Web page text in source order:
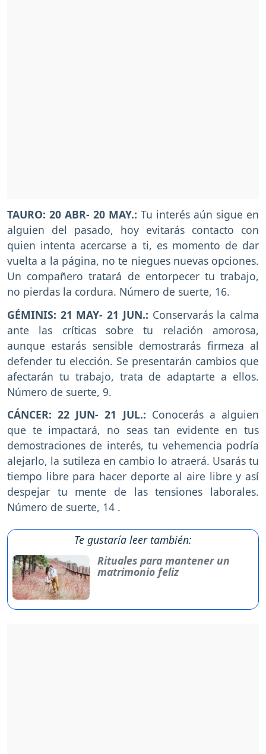
TAURO: 20 ABR- 20 MAY.: Tu interés aún sigue en
alguien del pasado, hoy evitarás contacto con
quien intenta acercarse a ti, es momento de dar
vuelta a la página, no te niegues nuevas opciones.
Un compañero tratará de entorpecer tu trabajo,
no pierdas la cordura. Número de suerte, 16.
GÉMINIS: 21 MAY- 21 JUN.: Conservarás la calma
ante las críticas sobre tu relación amorosa,
aunque estarás sensible demostrarás firmeza al
defender tu elección. Se presentarán cambios que
afectarán tu trabajo, trata de adaptarte a ellos.
Número de suerte, 9.
CÁNCER: 22 JUN- 21 JUL.: Conocerás a alguien
que te impactará, no seas tan evidente en tus
demostraciones de interés, tu vehemencia podría
alejarlo, la sutileza en cambio lo atraerá. Usarás tu
tiempo libre para hacer deporte al aire libre y así
despejar tu mente de las tensiones laborales.
Número de suerte, 14 .
Te gustaría leer también:
Rituales para mantener un
matrimonio feliz